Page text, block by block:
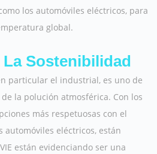
los automóviles eléctricos, para
global.
La Sostenibilidad
particular el industrial, es uno de
la polución atmosférica. Con los
más respetuosas con el
automóviles eléctricos, están
están evidenciando ser una